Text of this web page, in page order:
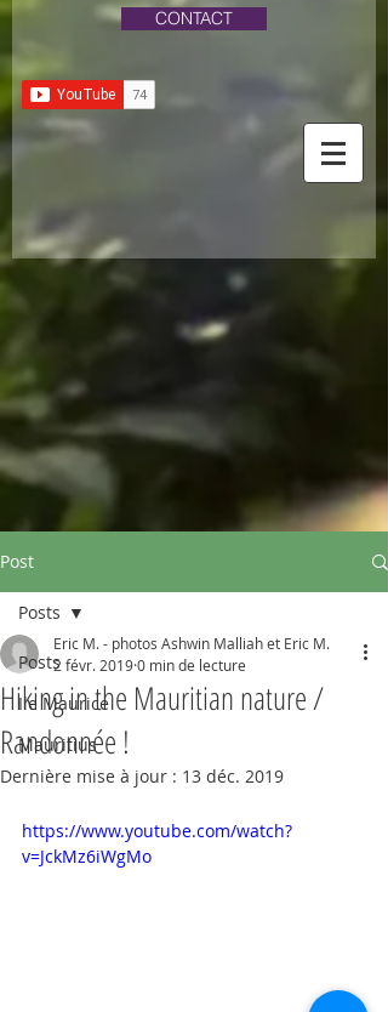
CONTACT
Post
Posts
Ile Maurice
Mauritius
Posts
Hiking in the Mauritian nature /
Randonnée !
Eric M. - photos Ashwin Malliah et Eric M.
2 févr. 20190 min de lecture
Dernière mise à jour : 13 déc. 2019
https://www.youtube.com/watch?
v=JckMz6iWgMo